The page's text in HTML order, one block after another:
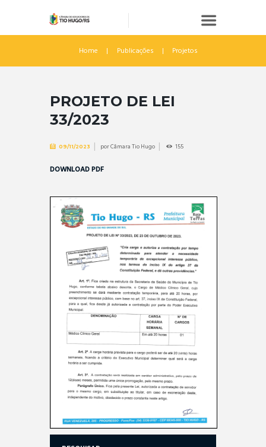
Home Publicações Projetos
PROJETO DE LEI
33/2023
09/11/2023 porCâmara Tio Hugo 155
DOWNLOAD PDF